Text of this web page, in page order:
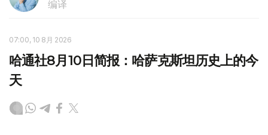
编译
07:00, 10 8月 2026
哈通社8月10日简报：哈萨克斯坦历史上的今
天